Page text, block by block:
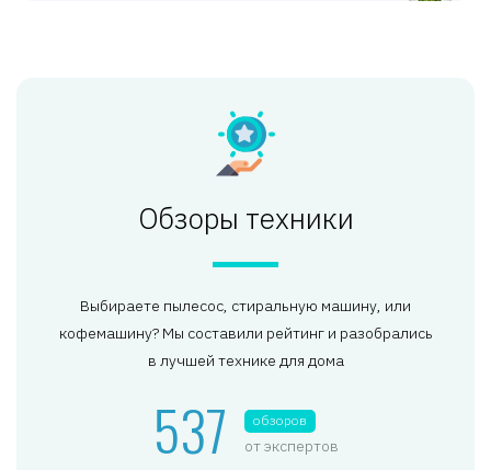
Обзоры техники
Выбираете пылесос, стиральную машину, или
кофемашину? Мы составили рейтинг и разобрались
в лучшей технике для дома
537 обзоров
от экспертов